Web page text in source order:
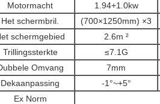
Motormacht
1.94+1.0kw
Het schermbril.
(700×1250mm) ×3
schermgebied
2.6m ²
Trillingssterkte
≤7.1G
Omvang
7mm
Dekaanpassing
-1°~+5°
Ex Norm